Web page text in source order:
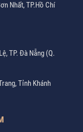
Nhất, TP.Hồ Chí
TP. Đà Nẵng (Q.
Tỉnh Khánh